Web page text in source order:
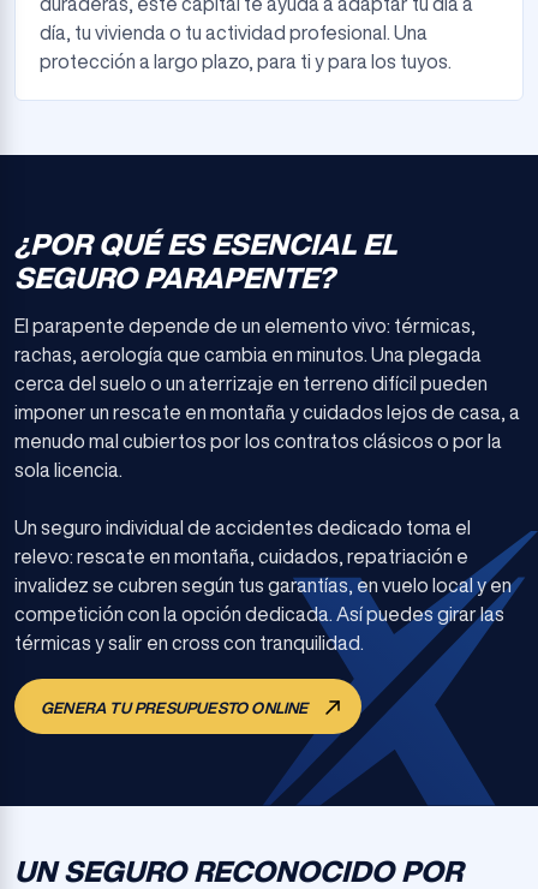
día, tu vivienda o tu actividad profesional. Una
protección a largo plazo, para ti y para los tuyos.
¿POR QUÉ ES ESENCIAL EL
SEGURO PARAPENTE?
El parapente depende de un elemento vivo: térmicas,
rachas, aerología que cambia en minutos. Una plegada
cerca del suelo o un aterrizaje en terreno difícil pueden
imponer un rescate en montaña y cuidados lejos de casa, a
menudo mal cubiertos por los contratos clásicos o por la
sola licencia.
Un seguro individual de accidentes dedicado toma el
relevo: rescate en montaña, cuidados, repatriación e
invalidez se cubren según tus garantías, en vuelo local y en
competición con la opción dedicada. Así puedes girar las
térmicas y salir en cross con tranquilidad.
GENERA TU PRESUPUESTO ONLINE
UN SEGURO RECONOCIDO POR